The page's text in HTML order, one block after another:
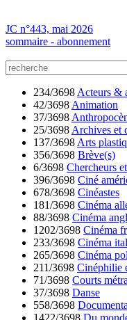
JC n°443, mai 2026
sommaire - abonnement
234/3698 Acteurs &
42/3698 Animation
37/3698
25/3698 Archives et
137/3698 Arts
356/3698 Brève(s)
6/3698 Chercheurs
396/3698 Ciné
678/3698 Cinéastes
181/3698 Cinéma
88/3698 Cinéma
1202/3698 Cinéma
233/3698 Cinéma
265/3698 Cinéma
211/3698 Cinéphilie
71/3698 Courts
37/3698 Danse
558/3698
1422/3698 Du